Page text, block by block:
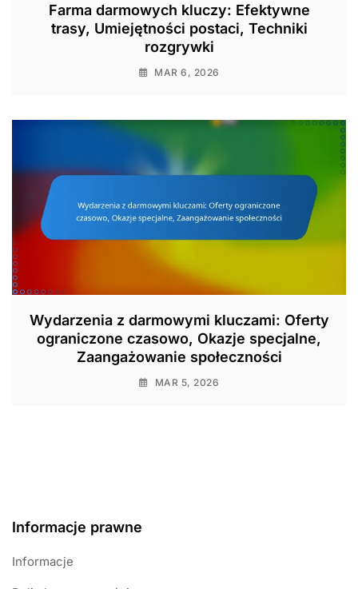
Farma darmowych kluczy: Efektywne
trasy, Umiejętności postaci, Techniki
rozgrywki
MAR 6, 2026
Wydarzenia z darmowymi kluczami: Oferty
ograniczone czasowo, Okazje specjalne,
Zaangażowanie społeczności
MAR 5, 2026
Informacje prawne
Informacje